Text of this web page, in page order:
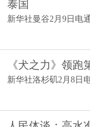
泰国
新华社曼谷2月9日电
《犬之力》领跑
新华社洛杉矶2月8日